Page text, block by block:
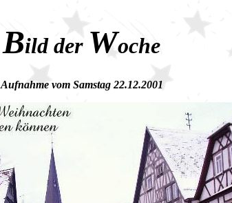
Bild der Woche
Aufnahme vom Samstag 22.12.2001